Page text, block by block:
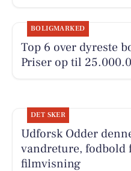
BOLIGMARKED
Top 6 over dyreste
Priser op til
DET SKER
Udforsk Odder
vandreture, fodbold
filmvisning